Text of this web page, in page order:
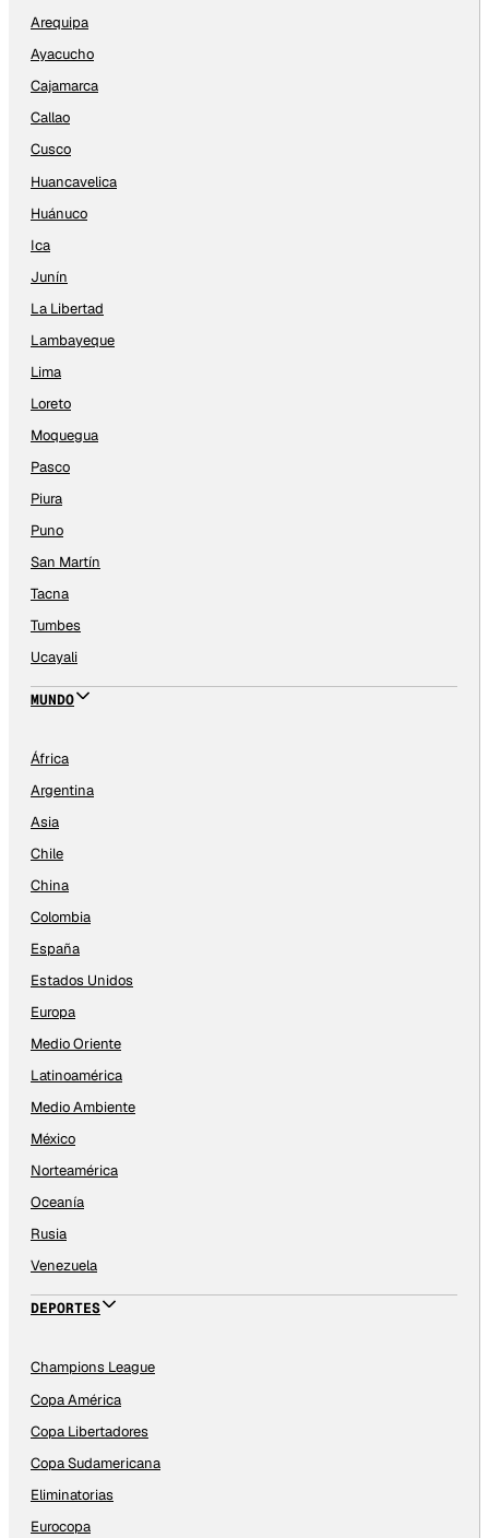
Arequipa
Ayacucho
Cajamarca
Callao
Cusco
Huancavelica
Huánuco
Ica
Junín
La Libertad
Lambayeque
Lima
Loreto
Moquegua
Pasco
Piura
Puno
San Martín
Tacna
Tumbes
Ucayali
MUNDO
África
Argentina
Asia
Chile
China
Colombia
España
Estados Unidos
Europa
Medio Oriente
Latinoamérica
Medio Ambiente
México
Norteamérica
Oceanía
Rusia
Venezuela
DEPORTES
Champions League
Copa América
Copa Libertadores
Copa Sudamericana
Eliminatorias
Eurocopa